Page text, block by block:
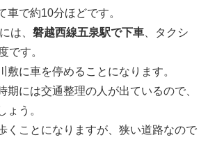
車で約10分ほどです。
は、 磐越西線五泉駅で下車 、タクシ
です。
敷に車を停めることになります。
期には交通整理の人が出ているので、
ょう。
くことになりますが、狭い道路なので